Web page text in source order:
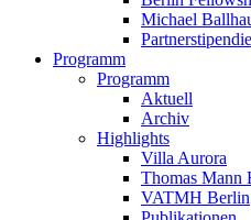
Michael
Programm
Programm
Aktuell
Archiv
Highlights
Villa Aurora
Thomas Mann
VATMH Berlin